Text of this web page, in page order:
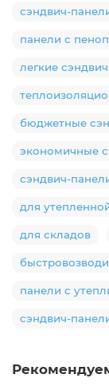
сэндвич-
панели с
легкие
бюджетные
экономичные
сэндвич-
для
для складов
панели с
сэндвич-